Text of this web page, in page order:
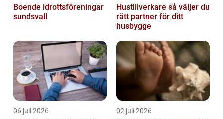
Boende idrottsföreningar
sundsvall
Hustillverkare så väljer du
rätt partner för ditt
husbygge
06 juli 2026 02 juli 2026